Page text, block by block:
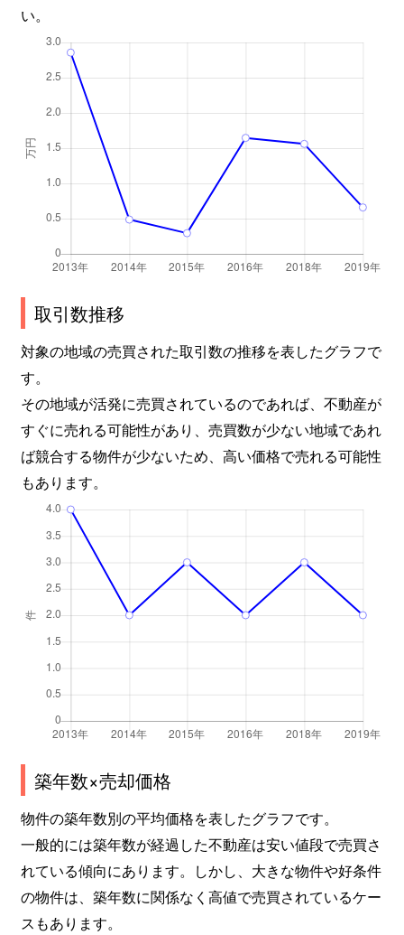
い。
取引数推移
対象の地域の売買された取引数の推移を表したグラフで
す。
その地域が活発に売買されているのであれば、不動産が
すぐに売れる可能性があり、売買数が少ない地域であれ
ば競合する物件が少ないため、高い価格で売れる可能性
もあります。
築年数×売却価格
物件の築年数別の平均価格を表したグラフです。
一般的には築年数が経過した不動産は安い値段で売買さ
れている傾向にあります。しかし、大きな物件や好条件
の物件は、築年数に関係なく高値で売買されているケー
スもあります。